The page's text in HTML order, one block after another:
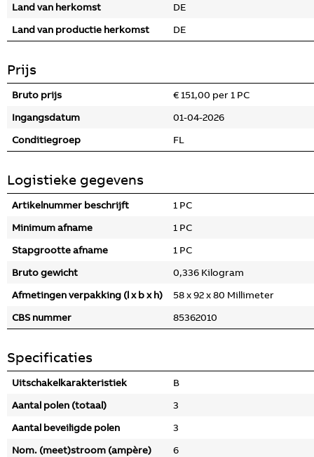
Land van herkomst
DE
Land van productie herkomst
DE
Prijs
Bruto prijs
€ 151,00 per 1 PC
Ingangsdatum
01-04-2026
Conditiegroep
FL
Logistieke gegevens
Artikelnummer beschrijft
1 PC
Minimum afname
1 PC
Stapgrootte afname
1 PC
Bruto gewicht
0,336 Kilogram
Afmetingen verpakking (l x b x h)
58 x 92 x 80 Millimeter
CBS nummer
85362010
Specificaties
Uitschakelkarakteristiek
B
Aantal polen (totaal)
3
Aantal beveiligde polen
3
Nom. (meet)stroom (ampère)
6